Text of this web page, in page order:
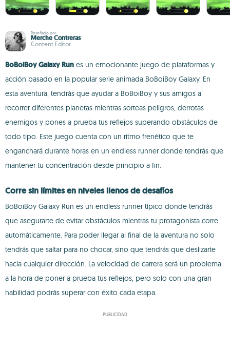
Reseñado por
Merche Contreras
Content Editor
BoBoiBoy Galaxy Run es un emocionante juego de plataformas y
acción basado en la popular serie animada BoBoiBoy Galaxy. En
esta aventura, tendrás que ayudar a BoBoiBoy y sus amigos a
recorrer diferentes planetas mientras sorteas peligros, derrotas
enemigos y pones a prueba tus reflejos superando obstáculos de
todo tipo. Este juego cuenta con un ritmo frenético que te
enganchará durante horas en un endless runner donde tendrás que
mantener tu concentración desde principio a fin.
Corre sin límites en niveles llenos de desafíos
BoBoiBoy Galaxy Run es un endless runner típico donde tendrás
que asegurarte de evitar obstáculos mientras tu protagonista corre
automáticamente. Para poder llegar al final de la aventura no solo
tendrás que saltar para no chocar, sino que tendrás que deslizarte
hacia cualquier dirección. La velocidad de carrera será un problema
a la hora de poner a prueba tus reflejos, pero solo con una gran
habilidad podrás superar con éxito cada etapa.
PUBLICIDAD